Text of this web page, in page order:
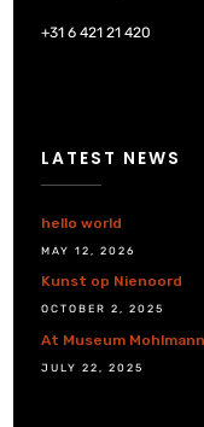
+31 6 421 21 420
LATEST NEWS
hello world
MAY 12, 2026
Kunst op Nienoord
OCTOBER 2, 2025
At Museum
JULY 22, 2025